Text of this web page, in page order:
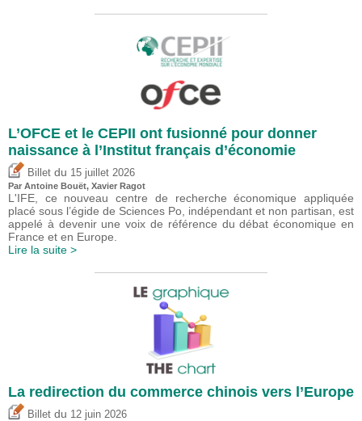
L’OFCE et le CEPII ont fusionné pour donner
naissance à l’Institut français d’économie
Billet du 15 juillet 2026
Par Antoine Bouët, Xavier Ragot
L'IFE, ce nouveau centre de recherche économique appliquée
placé sous l’égide de Sciences Po, indépendant et non partisan, est
appelé à devenir une voix de référence du débat économique en
France et en Europe.
Lire la suite >
La redirection du commerce chinois vers l’Europe
Billet du 12 juin 2026